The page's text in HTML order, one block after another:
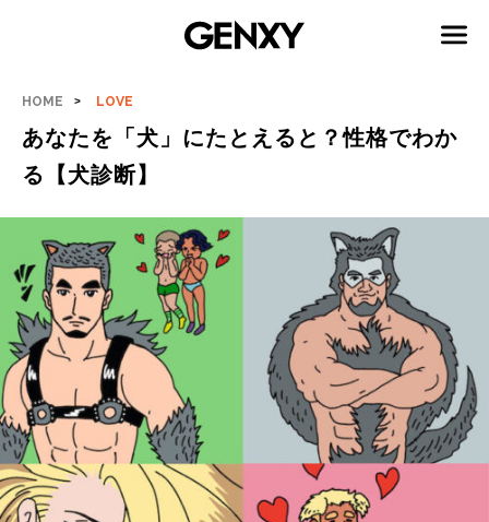
HOME LOVE
あなたを「犬」にたとえると？性格でわか
る【犬診断】